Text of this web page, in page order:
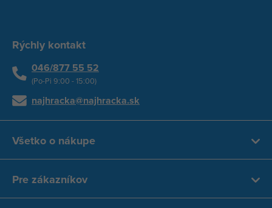
Rýchly kontakt
046/877 55 52
(Po-Pi 9:00 - 15:00)
najhracka@najhracka.sk
Všetko o nákupe
Pre zákazníkov